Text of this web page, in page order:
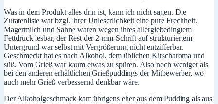
Was in dem Produkt alles drin ist, kann ich nicht sagen. Die
Zutatenliste war bzgl. ihrer Unleserlichkeit eine pure Frechheit.
Magermilch und Sahne waren wegen ihres allergiebedingtem
Fettdruck lesbar, der Rest der 2-mm-Schrift auf strukturiertem
Untergrund war selbst mit Vergrößerung nicht entzifferbar.
Geschmeckt hat es nach Alkohol, dem üblichen Kirscharoma und
süß. Vom Grieß war kaum etwas zu spüren. Also noch weniger als
bei den anderen erhältlichen Grießpuddings der Mitbewerber, wo
auch mehr Grieß verbessernd denkbar wäre.
Der Alkoholgeschmack kam übrigens eher aus dem Pudding als aus